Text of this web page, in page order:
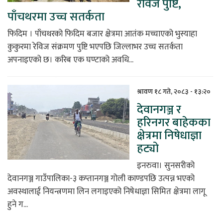
पाँचथरमा उच्च सतर्कता
फिदिम । पाँचथरको फिदिम बजार क्षेत्रमा आतंक मच्चाएको भुस्याहा
कुकुरमा रेविज संक्रमण पुष्टि भएपछि जिल्लाभर उच्च सतर्कता
अपनाइएको छ। करिब एक घण्टाको अवधि...
श्रावण १८ गते, २०८३ - १३:२०
देवानगञ्ज र
हरिनगर बाहेकका
क्षेत्रमा निषेधाज्ञा
हट्यो
इनरुवा। सुनसरीको
देवानगञ्ज गाउँपालिका-३ कप्तानगञ्ज गोली काण्डपछि उत्पन्न भएको
अवस्थालाई नियन्त्रणमा लिन लगाइएको निषेधाज्ञा सिमित क्षेत्रमा लागू
हुने ग...